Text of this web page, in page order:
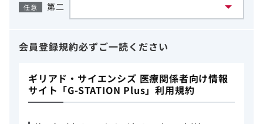
任意 第二
会員登録規約必ずご一読ください
ギリアド・サイエンシズ 医療関係者向け情報
サイト「G-STATION Plus」利用規約